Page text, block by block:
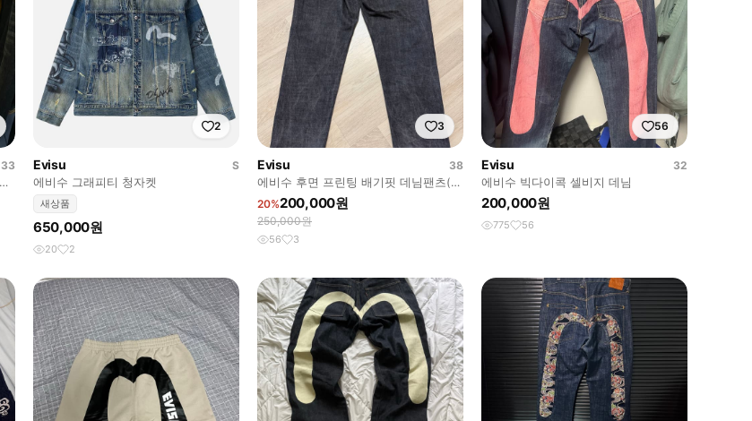
33
2
Evisu
S
에비수 그래피티 청자켓
새상품
650,000원
20 2
3
Evisu
38
에비수 후면 프린팅 배기핏 데님팬츠(초
레어)
20%200,000원
250,000원
56 3
56
Evisu
32
에비수 빅다이콕 셀비지 데님
200,000원
775 56